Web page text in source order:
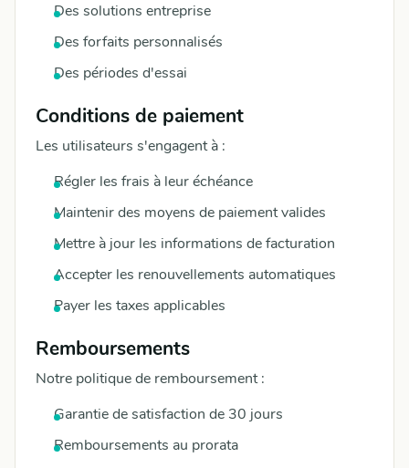
Des solutions entreprise
Des forfaits personnalisés
Des périodes d'essai
Conditions de paiement
Les utilisateurs s'engagent à :
Régler les frais à leur échéance
Maintenir des moyens de paiement valides
Mettre à jour les informations de facturation
Accepter les renouvellements automatiques
Payer les taxes applicables
Remboursements
Notre politique de remboursement :
Garantie de satisfaction de 30 jours
Remboursements au prorata